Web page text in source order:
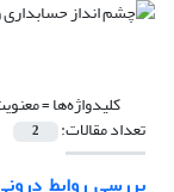
کلیدواژه‌ها =
تعداد مقالات: 2